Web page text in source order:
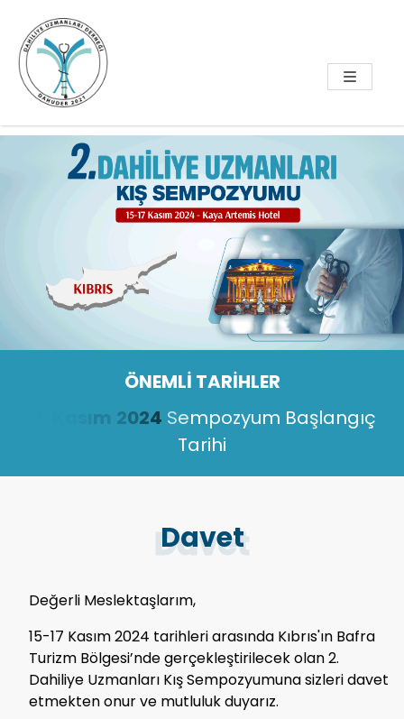
ÖNEMLİ TARİHLER
Davet
Değerli Meslektaşlarım,
15-17 Kasım 2024 tarihleri arasında Kıbrıs'ın Bafra
Turizm Bölgesi’nde gerçekleştirilecek olan 2.
Dahiliye Uzmanları Kış Sempozyumuna sizleri davet
etmekten onur ve mutluluk duyarız.